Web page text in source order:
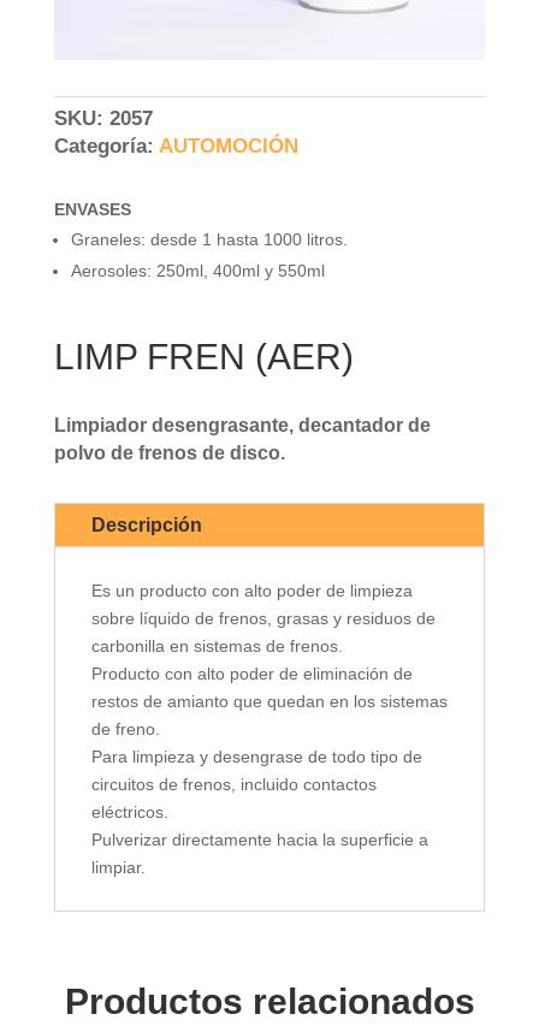
SKU: 2057
Categoría: AUTOMOCIÓN
ENVASES
Graneles: desde 1 hasta 1000 litros.
Aerosoles: 250ml, 400ml y 550ml
LIMP FREN (AER)
Limpiador desengrasante, decantador de
polvo de frenos de disco.
Descripción
Es un producto con alto poder de limpieza
sobre líquido de frenos, grasas y residuos de
carbonilla en sistemas de frenos.
Producto con alto poder de eliminación de
restos de amianto que quedan en los sistemas
de freno.
Para limpieza y desengrase de todo tipo de
circuitos de frenos, incluido contactos
eléctricos.
Pulverizar directamente hacia la superficie a
limpiar.
Productos relacionados